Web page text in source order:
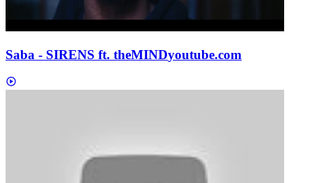
Saba - SIRENS ft. theMINDyoutube.com